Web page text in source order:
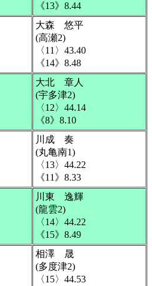
《13》8.44
大森 悠平
(高瀬2)
〈11〉43.40
《14》8.48
大北 章人
(宇多津2)
〈12〉44.14
《8》8.10
川成 奏
(丸亀南1)
〈13〉44.22
《11》8.33
川東 逸輝
(龍雲2)
〈14〉44.22
《15》8.49
相澤 晟
(多度津2)
〈15〉44.53